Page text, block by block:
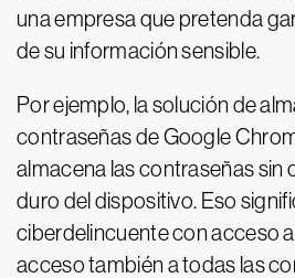
una empresa que pretenda
de su información sensible.
Por ejemplo, la solución de
contraseñas de Google
almacena las contraseñas sin
duro del dispositivo. Eso
ciberdelincuente con acceso
acceso también a todas las